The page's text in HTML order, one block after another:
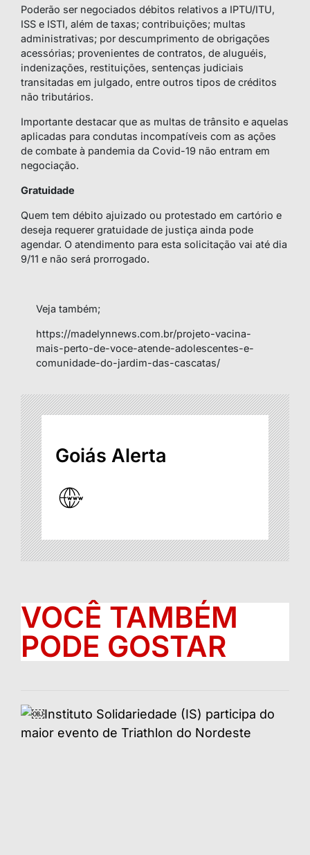
Poderão ser negociados débitos relativos a IPTU/ITU,
ISS e ISTI, além de taxas; contribuições; multas
administrativas; por descumprimento de obrigações
acessórias; provenientes de contratos, de aluguéis,
indenizações, restituições, sentenças judiciais
transitadas em julgado, entre outros tipos de créditos
não tributários.
Importante destacar que as multas de trânsito e aquelas
aplicadas para condutas incompatíveis com as ações
de combate à pandemia da Covid-19 não entram em
negociação.
Gratuidade
Quem tem débito ajuizado ou protestado em cartório e
deseja requerer gratuidade de justiça ainda pode
agendar. O atendimento para esta solicitação vai até dia
9/11 e não será prorrogado.
Veja também;
https://madelynnews.com.br/projeto-vacina-
mais-perto-de-voce-atende-adolescentes-e-
comunidade-do-jardim-das-cascatas/
Goiás Alerta
VOCÊ TAMBÉM
PODE GOSTAR